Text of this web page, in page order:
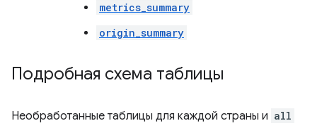
metrics_summary
origin_summary
Подробная схема таблицы
Необработанные таблицы для каждой страны и all